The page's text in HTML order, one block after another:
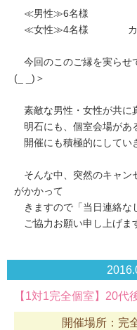
≪男性≫6名様
≪女性≫4名様 カ
今回のこのご縁を実らせ
(_ _)＞
素敵な男性・女性が共に
明石にも、個室会場があ
開催にも積極的にしてい
そんな中、突然のキャン
がかかって
きますので「当日連絡な
ご協力お願い申し上げま
【1対1完全個室】20
開催場所：